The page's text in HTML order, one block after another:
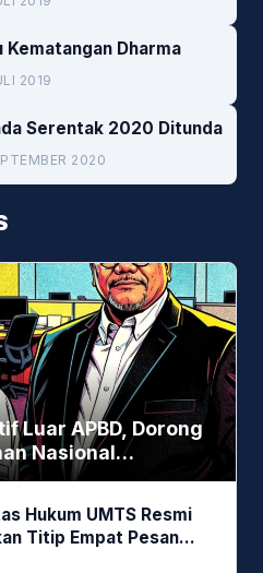
Kematangan Dharma
2019
Serentak 2020 Ditunda
2020
Luar APBD, Dorong
Nasional
Hukum UMTS Resmi
Titip Empat Pesan